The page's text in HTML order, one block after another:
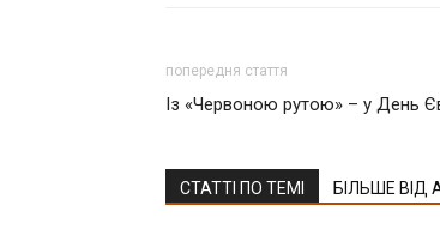
попередня стаття
Із «Червоною рутою» – у День
СТАТТІ ПО ТЕМІ БІЛЬШЕ ВІД